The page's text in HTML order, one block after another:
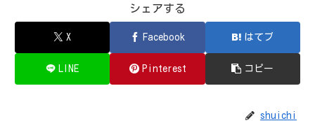
シェアする
X Facebook はてブ
LINE Pinterest コピー
shuichi